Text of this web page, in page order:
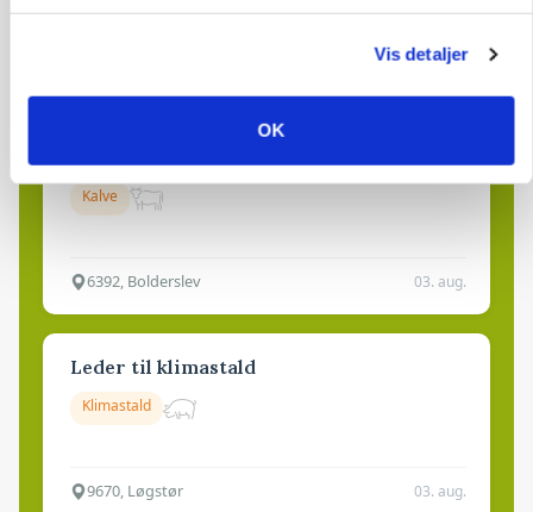
Vis detaljer
OK
Kalve
6392, Bolderslev 03. aug.
Leder til klimastald
Klimastald
9670, Løgstør 03. aug.